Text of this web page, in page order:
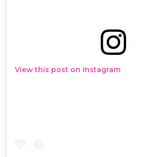
View this post on Instagram